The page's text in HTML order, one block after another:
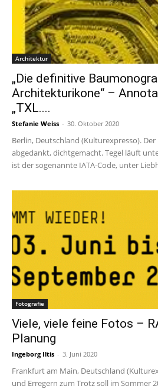
Architektur
„Die definitive
Architekturikone“ –
„TXL....
Stefanie Weiss - 30. Oktober 2020
Berlin, Deutschland (Kulturexpresso).
abgedankt, dichtgemacht. Tegel läuft
ist der sogenannte IATA-Code, unter
Fotografie
Viele, viele feine Fotos –
Planung
Ingeborg Iltis - 3. Juni 2020
Frankfurt am Main, Deutschland
und Erregern zum Trotz soll im Sommer